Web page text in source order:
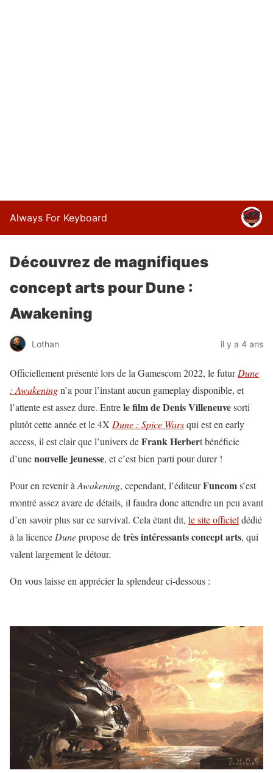
Always For Keyboard
Découvrez de magnifiques
concept arts pour Dune :
Awakening
Lothan il y a 4 ans
Officiellement présenté lors de la Gamescom 2022, le futurDune
: Awakeningn’a pour l’instant aucun gameplay disponible, et
l’attente est assez dure. Entrele film de Denis Villeneuvesorti
plutôt cette année et le 4X Dune : Spice Warsqui est en early
access, il est clair que l’univers deFrank Herbert bénéficie
d’unenouvelle jeunesse, et c’est bien parti pour durer !
Pour en revenir à Awakening, cependant, l’éditeurFuncoms’est
montré assez avare de détails, il faudra donc attendre un peu avant
d’en savoir plus sur ce survival. Cela étant dit, le site officiel dédié
à la licence Dunepropose detrès intéressants concept arts, qui
valent largement le détour.
On vous laisse en apprécier la splendeur ci-dessous :